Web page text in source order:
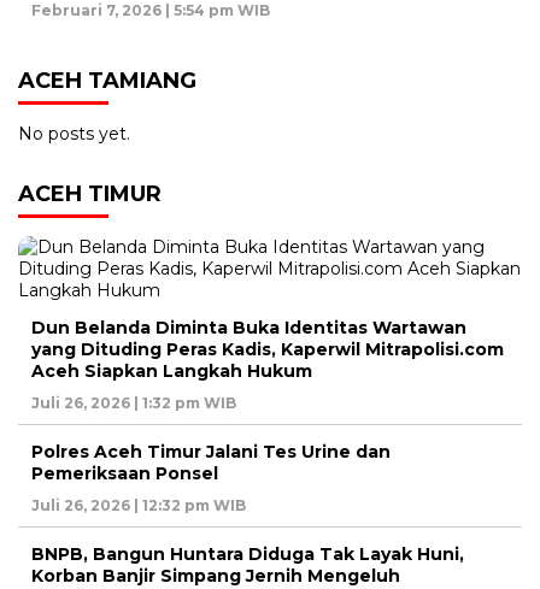
Februari 7, 2026 | 5:54 pm WIB
ACEH TAMIANG
No posts yet.
ACEH TIMUR
Dun Belanda Diminta Buka Identitas Wartawan
yang Dituding Peras Kadis, Kaperwil Mitrapolisi.com
Aceh Siapkan Langkah Hukum
Juli 26, 2026 | 1:32 pm WIB
Polres Aceh Timur Jalani Tes Urine dan
Pemeriksaan Ponsel
Juli 26, 2026 | 12:32 pm WIB
BNPB, Bangun Huntara Diduga Tak Layak Huni,
Korban Banjir Simpang Jernih Mengeluh